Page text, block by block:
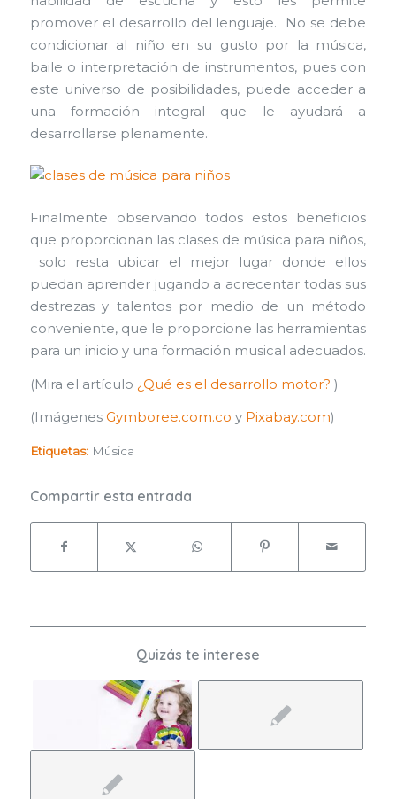
promover el desarrollo del lenguaje. No se debe
condicionar al niño en su gusto por la música,
baile o interpretación de instrumentos, pues con
este universo de posibilidades, puede acceder a
una formación integral que le ayudará a
desarrollarse plenamente.
Finalmente observando todos estos beneficios
que proporcionan las clases de música para niños,
solo resta ubicar el mejor lugar donde ellos
puedan aprender jugando a acrecentar todas sus
destrezas y talentos por medio de un método
conveniente, que le proporcione las herramientas
para un inicio y una formación musical adecuados.
(Mira el artículo ¿Qué es el desarrollo motor? )
(ImágenesGymboree.com.co y Pixabay.com)
Etiquetas: Música
Compartir esta entrada
Quizás te interese